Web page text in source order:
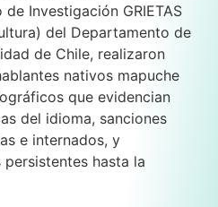
Investigación GRIETAS
del Departamento de
de Chile, realizaron
nativos mapuche
que evidencian
del idioma, sanciones
e internados, y
hasta la